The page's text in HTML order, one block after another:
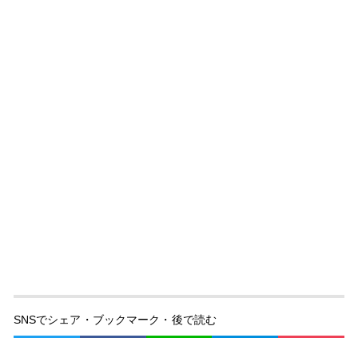
SNSでシェア・ブックマーク・後で読む